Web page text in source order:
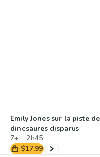
Emily Jones sur la piste
dinosaures disparus
7+
2h45
$17.99